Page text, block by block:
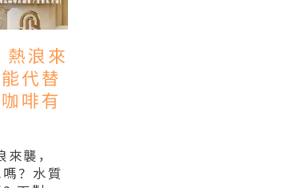
浪來
代替
啡有
襲，
？水質